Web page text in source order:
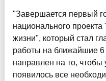
"Завершается первый
национального
жизни", который стал
работы на ближайшие 6
направлен на то, чтобы
появилось все